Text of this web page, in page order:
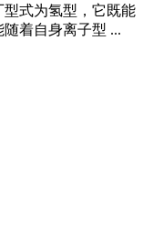
式为氢型，它既能
着自身离子型 ...